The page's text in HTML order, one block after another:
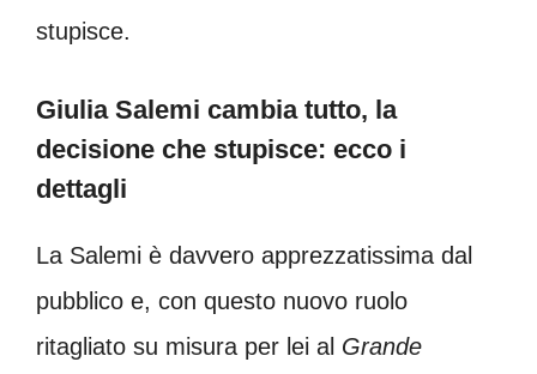
stupisce.
Giulia Salemi cambia tutto, la
decisione che stupisce: ecco i
dettagli
La Salemi è davvero apprezzatissima dal
pubblico e, con questo nuovo ruolo
ritagliato su misura per lei al Grande